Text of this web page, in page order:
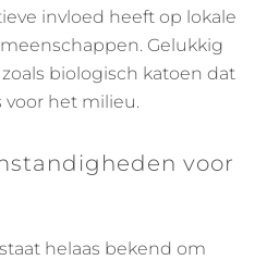
invloed heeft op lokale
Gelukkig
biologisch katoen dat
het milieu.
voor
helaas bekend om